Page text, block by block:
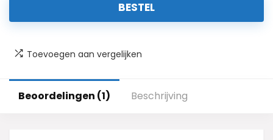
BESTEL
Toevoegen aan vergelijken
Beoordelingen (1) Beschrijving